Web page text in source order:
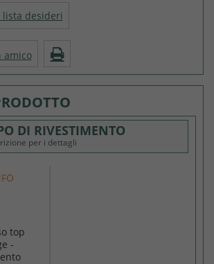
lista desideri
amico
DI RIVESTIMENTO
per i dettagli
top
-